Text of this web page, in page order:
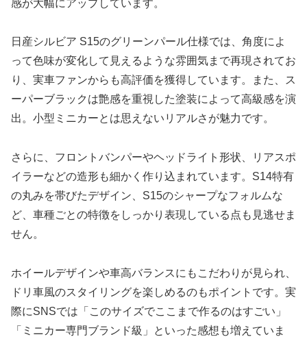
感が大幅にアップしています。
日産シルビア S15のグリーンパール仕様では、角度によ
って色味が変化して見えるような雰囲気まで再現されてお
り、実車ファンからも高評価を獲得しています。また、ス
ーパーブラックは艶感を重視した塗装によって高級感を演
出。小型ミニカーとは思えないリアルさが魅力です。
さらに、フロントバンパーやヘッドライト形状、リアスポ
イラーなどの造形も細かく作り込まれています。S14特有
の丸みを帯びたデザイン、S15のシャープなフォルムな
ど、車種ごとの特徴をしっかり表現している点も見逃せま
せん。
ホイールデザインや車高バランスにもこだわりが見られ、
ドリ車風のスタイリングを楽しめるのもポイントです。実
際にSNSでは「このサイズでここまで作るのはすごい」
「ミニカー専門ブランド級」といった感想も増えていま